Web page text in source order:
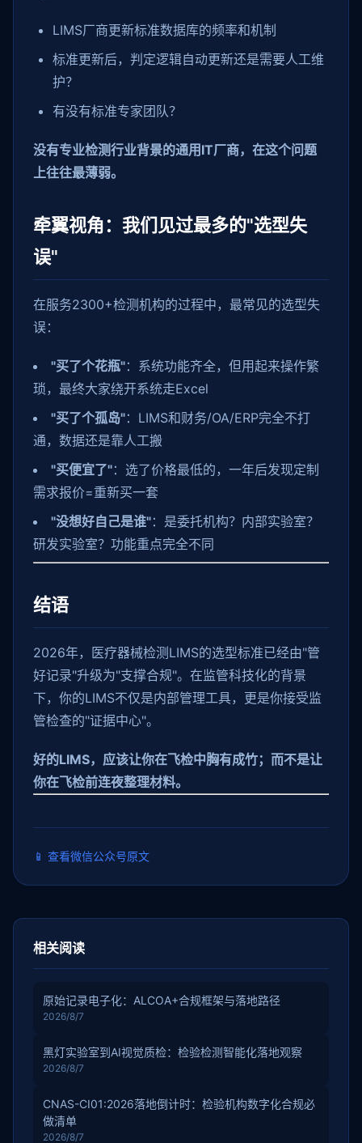
LIMS厂商更新标准数据库的频率和机制
标准更新后，判定逻辑自动更新还是需要人工维
护？
有没有标准专家团队？
没有专业检测行业背景的通用IT厂商，在这个问题
上往往最薄弱。
牵翼视角：我们见过最多的"选型失
误"
在服务2300+检测机构的过程中，最常见的选型失
误：
"买了个花瓶"：系统功能齐全，但用起来操作繁
琐，最终大家绕开系统走Excel
"买了个孤岛"：LIMS和财务/OA/ERP完全不打
通，数据还是靠人工搬
"买便宜了"：选了价格最低的，一年后发现定制
需求报价=重新买一套
"没想好自己是谁"：是委托机构？内部实验室？
研发实验室？功能重点完全不同
结语
2026年，医疗器械检测LIMS的选型标准已经由"管
好记录"升级为"支撑合规"。在监管科技化的背景
下，你的LIMS不仅是内部管理工具，更是你接受监
管检查的"证据中心"。
好的LIMS，应该让你在飞检中胸有成竹；而不是让
你在飞检前连夜整理材料。
📱 查看微信公众号原文
相关阅读
原始记录电子化：ALCOA+合规框架与落地路径
2026/8/7
黑灯实验室到AI视觉质检：检验检测智能化落地观察
2026/8/7
CNAS-CI01:2026落地倒计时：检验机构数字化合规必
做清单
2026/8/7